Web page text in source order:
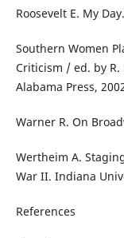
Roosevelt E. My
Southern Women
Criticism / ed. by R.
Alabama Press,
Warner R. On
Wertheim A.
War II. Indiana
References